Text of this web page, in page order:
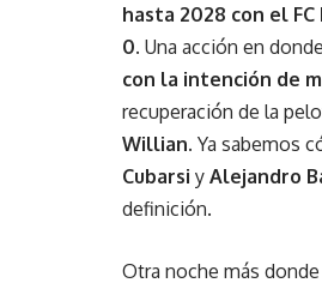
hasta 2028 con el
0. Una acción en
con la intención de
recuperación de la
Willian. Ya sabemos
Cubarsi y Alejandro
definición.
Otra noche más